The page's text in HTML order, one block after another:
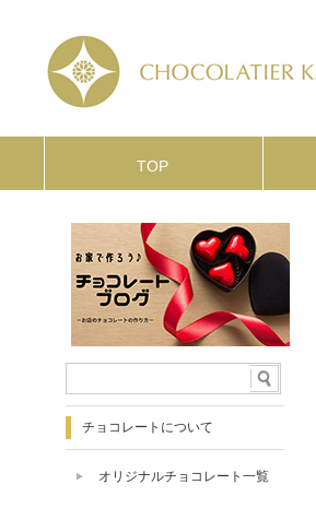
TOP
チョコレートについて
オリジナルチョコレート一覧